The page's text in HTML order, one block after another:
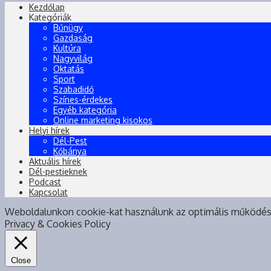
Kezdőlap
Kategóriák
Bűnügy
Gazdaság
Kultúra
Nagyvilág
Oktatás
Sport
Szabadidő
Színes-érdekes
Egyéb kategória
Online marketing kisokos
Helyi hírek
Dél-Pest
Kőbánya
Aktuális hírek
Dél-pestieknek
Podcast
Kapcsolat
Weboldalunkon cookie-kat használunk az optimális
Privacy & Cookies Policy
Close